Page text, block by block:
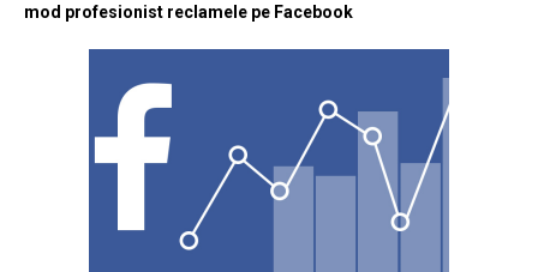
mod profesionist reclamele pe Facebook